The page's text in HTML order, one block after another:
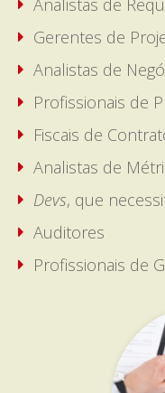
Analistas de
Gerentes de
Analistas de
Profissionais de
Fiscais de
Analistas de
Devs, que
Auditores
Profissionais de